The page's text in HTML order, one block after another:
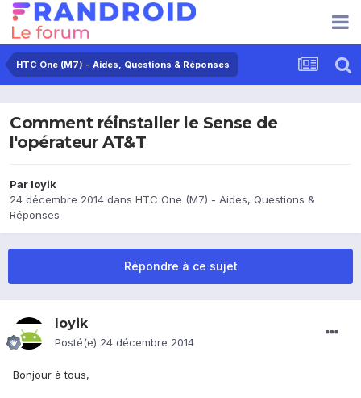
HTC One (M7) - Aides, Questions & Réponses
Comment réinstaller le Sense de
l'opérateur AT&T
Par loyik
24 décembre 2014 dans HTC One (M7) - Aides, Questions &
Réponses
Répondre à ce sujet
loyik
Posté(e) 24 décembre 2014
Bonjour à tous,